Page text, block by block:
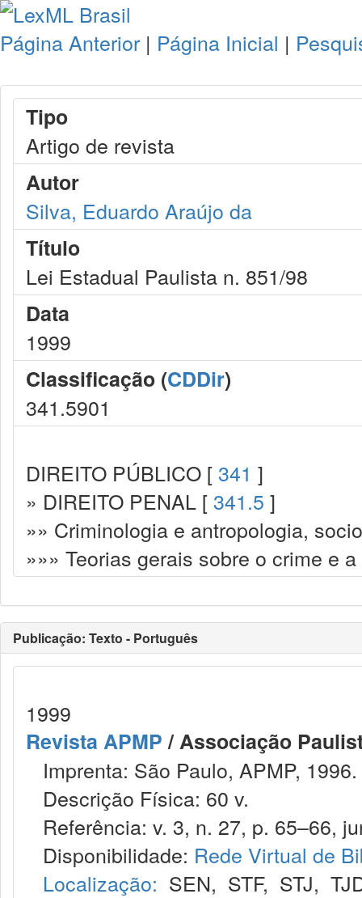
Página Anterior | Página Inicial |
Tipo
Artigo de revista
Autor
Silva, Eduardo Araújo da
Título
Lei Estadual Paulista n. 851/98
Data
1999
Classificação (CDDir)
341.5901
DIREITO PÚBLICO [ 341 ]
» DIREITO PENAL [ 341.5 ]
»» Criminologia e antropologia,
»»» Teorias gerais sobre o crime e
Publicação: Texto - Português
1999
Revista APMP/ Associação
Imprenta: São Paulo, APMP, 1996.
Descrição Física: 60 v.
Referência: v. 3, n. 27, p. 65–66,
Disponibilidade: Rede Virtual de
Localização: SEN, STF, STJ,